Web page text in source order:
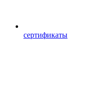
сертификаты